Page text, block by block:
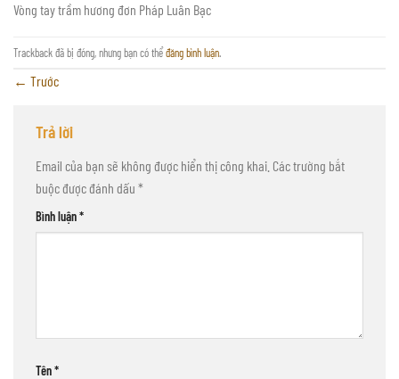
Vòng tay trầm hương đơn Pháp Luân Bạc
Trackback đã bị đóng, nhưng bạn có thểđăng bình luận.
← Trước
Trả lời
Email của bạn sẽ không được hiển thị công khai. Các trường bắt
buộc được đánh dấu *
Bình luận*
Tên*